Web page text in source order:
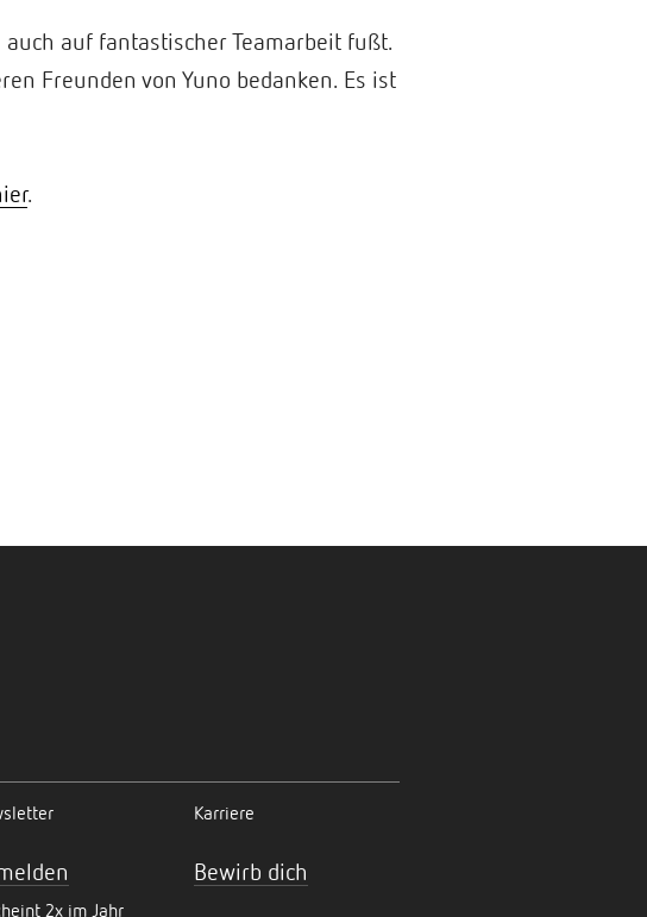
auf fantastischer Teamarbeit fußt.
Freunden von Yuno bedanken. Es ist
.
2x im Jahr
Karriere
Bewirb dich